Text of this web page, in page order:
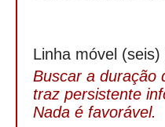
Linha móvel (seis)
Buscar a duração
traz persistente
Nada é favorável.